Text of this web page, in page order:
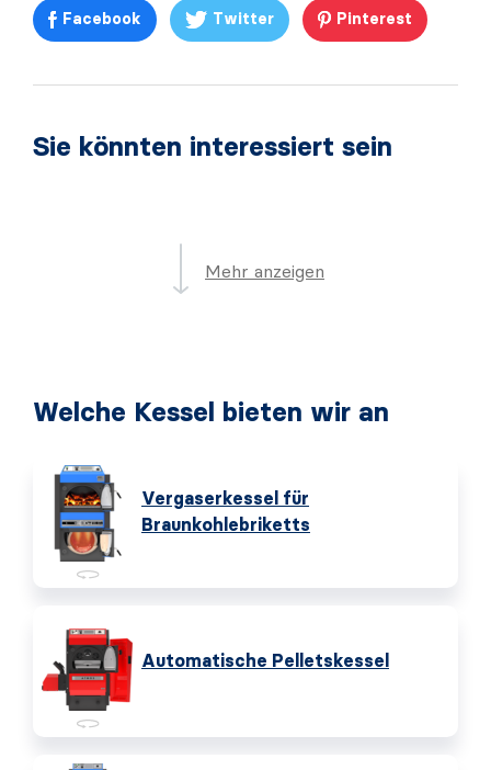
Facebook Twitter Pinterest
Sie könnten interessiert sein
Mehr anzeigen
Welche Kessel bieten wir an
Vergaserkessel für
Braunkohlebriketts
Automatische Pelletskessel